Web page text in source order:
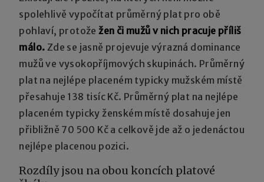
spolehlivě vypočítat průměrný plat pro obě
pohlaví, protožežen či mužů v nich pracuje příliš
málo. Zde se jasně projevuje výrazná dominance
mužů ve vysokopříjmových skupinách. Průměrný
plat na nejlépe placeném typicky mužském místě
přesahuje 138 tisíc Kč. Průměrný plat na nejlépe
placeném typicky ženském místě dosahuje jen
přibližně 70 500 Kč a celkově jde až o jedenáctou
nejlépe placenou pozici.
Rozdíly jsou na obou koncích platové